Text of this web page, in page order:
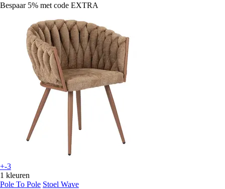
Bespaar 5% met code EXTRA
+-3
1 kleuren
Pole To Pole Stoel Wave